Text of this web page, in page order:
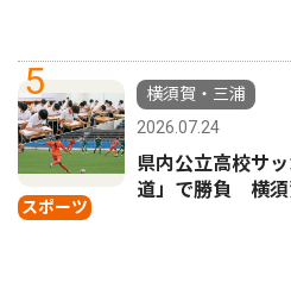
5
スポーツ
横須賀・三浦
2026.07.24
県内公立高校サ
道」で勝負 横須